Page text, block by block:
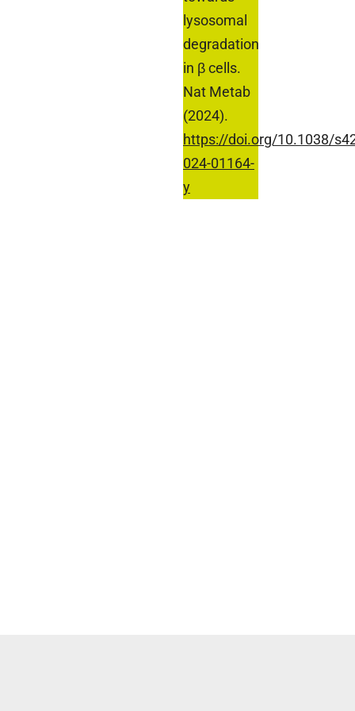
lysosomal
degradation
in β cells.
Nat Metab
(2024).
https://doi.org/10.1038/
024-01164-
y